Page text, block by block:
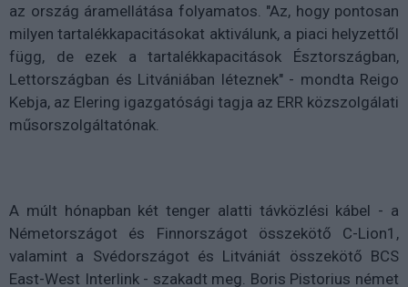
az ország áramellátása folyamatos. "Az, hogy pontosan
milyen tartalékkapacitásokat aktiválunk, a piaci helyzettől
függ, de ezek a tartalékkapacitások Észtországban,
Lettországban és Litvániában léteznek" - mondta Reigo
Kebja, az Elering igazgatósági tagja az ERR közszolgálati
műsorszolgáltatónak.
A múlt hónapban két tenger alatti távközlési kábel - a
Németországot és Finnországot összekötő C-Lion1,
valamint a Svédországot és Litvániát összekötő BCS
East-West Interlink - szakadt meg. Boris Pistorius német